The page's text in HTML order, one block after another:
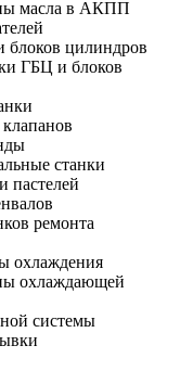
масла в АКПП
блоков цилиндров
ГБЦ и блоков
станки
пастелей
ремонта
охлаждения
охлаждающей
системы